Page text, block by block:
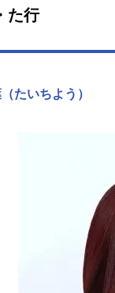
た行
たいちよう）